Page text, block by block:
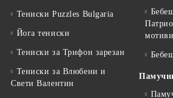
Тениски Puzzles Bulgaria
Йога тениски
Тениски за Трифон зарезан
Тениски за Влюбени и
Свети Валентин
мотиви